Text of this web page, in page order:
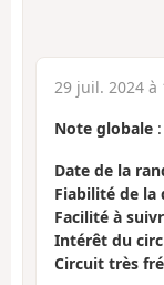
29 juil. 2024 à
Note globale :
Date de la
Fiabilité de la
Facilité à
Intérêt du
Circuit très